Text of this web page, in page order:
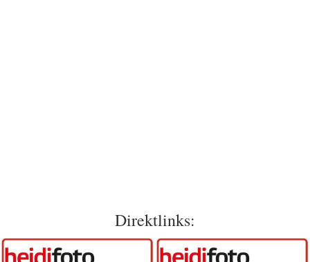
Direktlinks: